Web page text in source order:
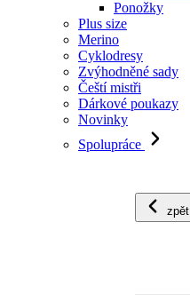
Ponožky
Plus size
Merino
Cyklodresy
Zvýhodněné sady
Čeští mistři
Dárkové poukazy
Novinky
Spolupráce
zpět